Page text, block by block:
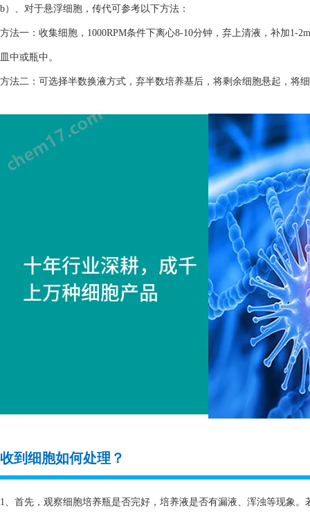
b）、对于悬浮细胞，传代可参考以下方法：
方法一：收集细胞，1000RPM条件下离心8-10分钟，弃上清液，补加1-
皿中或瓶中。
方法二：可选择半数换液方式，弃半数培养基后，将剩余细胞悬起，将
收到细胞如何处理？
1、首先，观察细胞培养瓶是否完好，培养液是否有漏液、浑浊等现象